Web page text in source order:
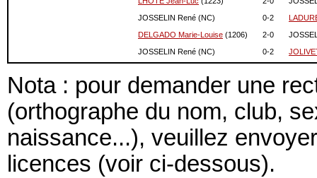
JOSSELIN René (NC)
0-2
DELGADO Marie-Louise (1206) 2-0
JOSSELIN René (NC)
0-2
Nota : pour demander une
(orthographe du nom, club,
naissance...), veuillez
licences (voir ci-dessous).